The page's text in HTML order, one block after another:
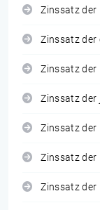
Zinssatz der
Zinssatz der
Zinssatz der
Zinssatz der
Zinssatz der
Zinssatz der
Zinssatz der